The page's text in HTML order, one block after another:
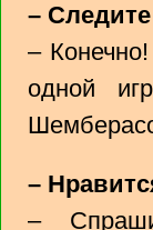
–
–
одной
–
–